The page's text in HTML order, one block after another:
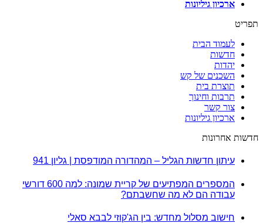
ארכיון גיליונות
תפריט
לעמוד הבית
חדשות
יהדות
השכנים של קש
תוצרת בית
תרבות וחינוך
צור קשר
ארכיון גיליונות
חדשות אחרונות
עיתון חדשות הגליל – המהדורה המודפסת | גליון 941
המספרים המפתיעים של קריית שמונה: למה 600 דורשי
עבודה הם לא מה שחשבתם?
חישוב מסלול מחדש: בין הג'קוזי לבבא סאלי